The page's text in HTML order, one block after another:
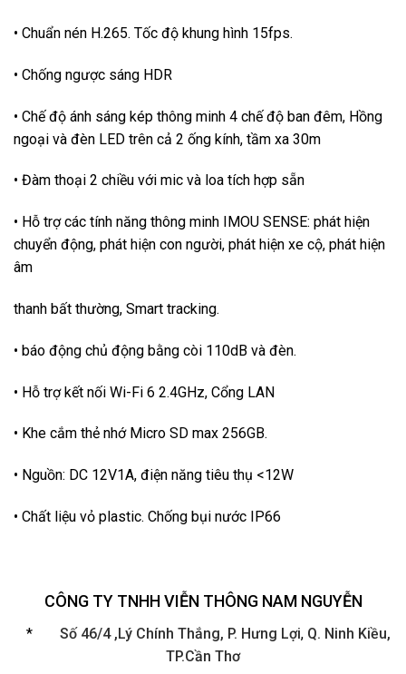
• Chuẩn nén H.265. Tốc độ khung hình 15fps.
• Chống ngược sáng HDR
• Chế độ ánh sáng kép thông minh 4 chế độ ban đêm, Hồng
ngoại và đèn LED trên cả 2 ống kính, tầm xa 30m
• Đàm thoại 2 chiều với mic và loa tích hợp sẵn
• Hỗ trợ các tính năng thông minh IMOU SENSE: phát hiện
chuyển động, phát hiện con người, phát hiện xe cộ, phát hiện
âm
thanh bất thường, Smart tracking.
• báo động chủ động bằng còi 110dB và đèn.
• Hỗ trợ kết nối Wi-Fi 6 2.4GHz, Cổng LAN
• Khe cắm thẻ nhớ Micro SD max 256GB.
• Nguồn: DC 12V1A, điện năng tiêu thụ <12W
• Chất liệu vỏ plastic. Chống bụi nước IP66
CÔNG TY TNHH VIỄN THÔNG NAM NGUYỄN
* Số 46/4 ,Lý Chính Thắng, P. Hưng Lợi, Q. Ninh Kiều,
TP.Cần Thơ